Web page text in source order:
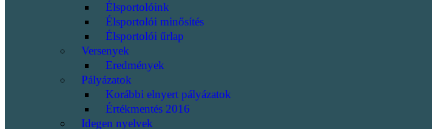
Élsportolóink
Élsportolói minősítés
Élsportolói űrlap
Versenyek
Eredmények
Pályázatok
Korábbi elnyert pályázatok
Értékmentés 2016
Idegen nyelvek